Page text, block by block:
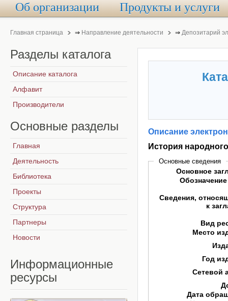
Об организации Продукты и услуги
Главная страница ⇒ Направление деятельности ⇒ Депозитарий
Описание
История
Основные сведения
Основное
Сведения,
к
Вид
Место
Год
Сетевой
Дата
Разделы каталога
Описание каталога
Алфавит
Производители
Основные разделы
Главная
Деятельность
Библиотека
Проекты
Структура
Партнеры
Новости
Информационные
ресурсы